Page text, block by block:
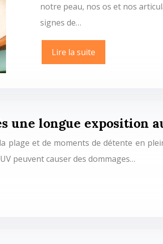
notre peau, nos os et nos
signes de…
Lire la suite
une longue exposition
plage et de moments de détente en
peuvent causer des dommages…